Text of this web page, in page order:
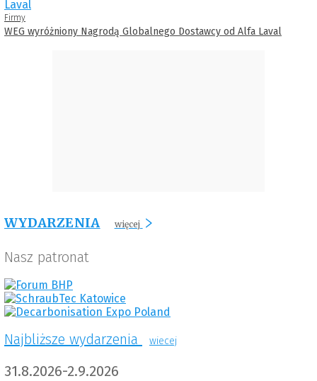
Firmy
WEG wyróżniony Nagrodą Globalnego Dostawcy od Alfa Laval
WYDARZENIA więcej
Nasz patronat
Najbliższe wydarzenia wiecej
31.8.2026-2.9.2026